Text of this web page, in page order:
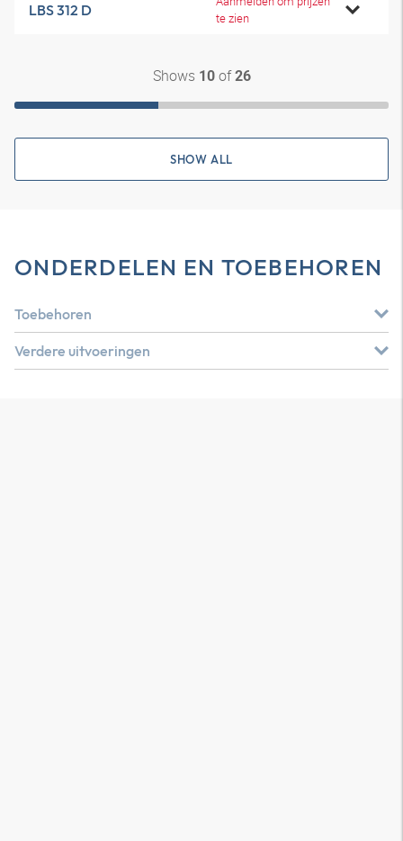
LBS 312 D
te zien
Shows 10of26
SHOW ALL
ONDERDELEN EN TOEBEHOREN
Toebehoren
Verdere uitvoeringen